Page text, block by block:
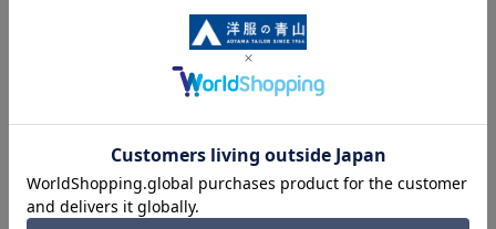
軽さ、極上の素材や付属の細部に至るまでこだわり、既製品で
ありながらオーダーメイドクオリティを堪能。
ジャケットの裏地に静電気を抑え吸湿性に優れたコットン由来
の繊維ベンベルグ®裏地を採用。静電気を抑え虜になるほどの
滑らかな袖通し、快適な着心地をサポート。
【シルエット】《細め(スリム)》 (当社比)